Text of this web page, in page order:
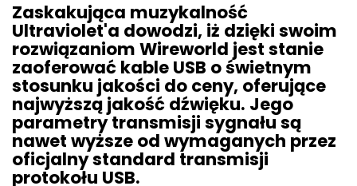
Zaskakująca muzykalność
Ultraviolet'a dowodzi, iż dzięki swoim
rozwiązaniom Wireworld jest stanie
zaoferować kable USB o świetnym
stosunku jakości do ceny, oferujące
najwyższą jakość dźwięku. Jego
parametry transmisji sygnału są
nawet wyższe od wymaganych przez
oficjalny standard transmisji
protokołu USB.